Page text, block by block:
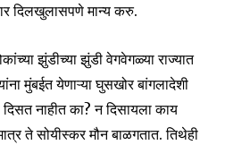
दिलखुलासपणे मान्य करु.
झुंडीच्या झुंडी वेगवेगळ्या राज्यात
मुंबईत येणाऱ्या घुसखोर बांगलादेशी
नाहीत का? न दिसायला काय
ते सोयीस्कर मौन बाळगतात. तिथेही